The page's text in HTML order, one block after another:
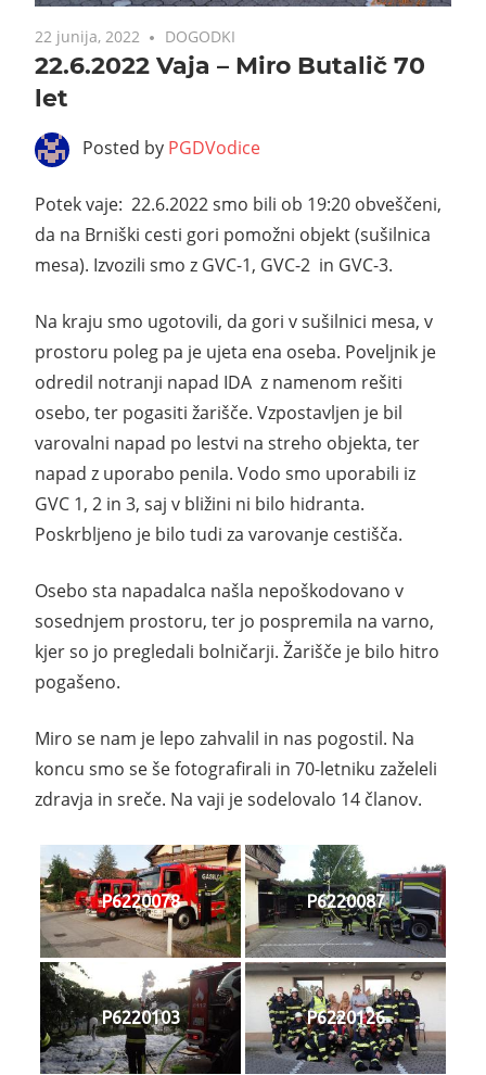
22 junija, 2022 DOGODKI
22.6.2022 Vaja – Miro Butalič 70
let
Posted by PGDVodice
Potek vaje: 22.6.2022 smo bili ob 19:20 obveščeni,
da na Brniški cesti gori pomožni objekt (sušilnica
mesa). Izvozili smo z GVC-1, GVC-2 in GVC-3.
Na kraju smo ugotovili, da gori v sušilnici mesa, v
prostoru poleg pa je ujeta ena oseba. Poveljnik je
odredil notranji napad IDA z namenom rešiti
osebo, ter pogasiti žarišče. Vzpostavljen je bil
varovalni napad po lestvi na streho objekta, ter
napad z uporabo penila. Vodo smo uporabili iz
GVC 1, 2 in 3, saj v bližini ni bilo hidranta.
Poskrbljeno je bilo tudi za varovanje cestišča.
Osebo sta napadalca našla nepoškodovano v
sosednjem prostoru, ter jo pospremila na varno,
kjer so jo pregledali bolničarji. Žarišče je bilo hitro
pogašeno.
Miro se nam je lepo zahvalil in nas pogostil. Na
koncu smo se še fotografirali in 70-letniku zaželeli
zdravja in sreče. Na vaji je sodelovalo 14 članov.
P6220078 P6220087
P6220103 P6220126